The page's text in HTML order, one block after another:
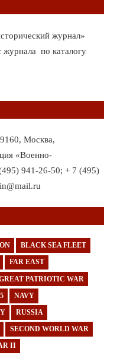
журнал»
журнала по каталогу
Москва,
«Военно-
941-26-50; + 7 (495)
BLACK SEA FLEET
FAR EAST
PATRIOTIC WAR
NAVY
RUSSIA
SECOND WORLD WAR
II